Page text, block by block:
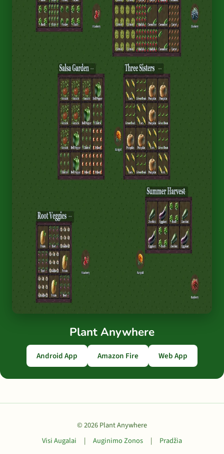
Plant Anywhere
Android App Amazon Fire Web App
© 2026 Plant Anywhere
Visi Augalai
| Auginimo Zonos | Pradžia